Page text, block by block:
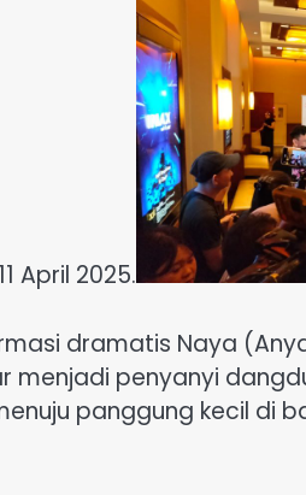
April 2025.
dramatis Naya
penyanyi
panggung kecil di